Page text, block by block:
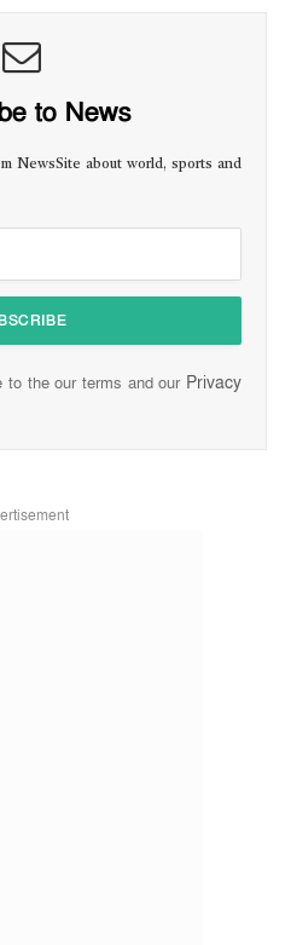
to News
NewsSite about world, sports and
to the our terms and our Privacy